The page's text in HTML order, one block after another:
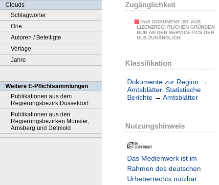
Clouds
Schlagwörter
Orte
Autoren / Beteiligte
Verlage
Jahre
Weitere E-Pflichtsammlungen
Publikationen aus dem
Regierungsbezirk Düsseldorf
Publikationen aus den
Regierungsbezirken Münster,
Arnsberg und Detmold
Zugänglichkeit
DAS DOKUMENT IST AUS
LIZENZRECHTLICHEN GRÜNDEN
NUR AN DEN SERVICE-PCS DER
ULB ZUGÄNGLICH.
Klassifikation
Dokumente zur Region →
Amtsblätter. Statistische
Berichte → Amtsblätter
Nutzungshinweis
Das Medienwerk ist im
Rahmen des deutschen
Urheberrechts nutzbar.